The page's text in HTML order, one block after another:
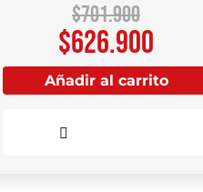
$701.900
$626.900
Añadir al carrito